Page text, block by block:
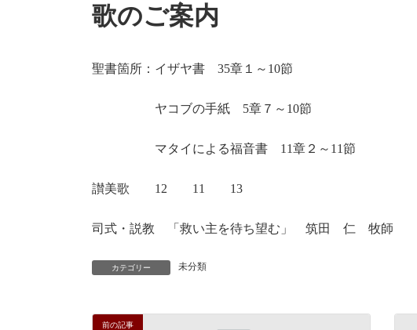
歌のご案内
聖書箇所：イザヤ書 35章１～10節
ヤコブの手紙 5章７～10節
マタイによる福音書 11章２～11節
讃美歌 12 11 13
司式・説教 「救い主を待ち望む」 筑田 仁 牧師
カテゴリー 未分類
前の記事